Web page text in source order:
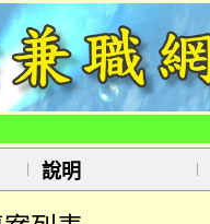
說明